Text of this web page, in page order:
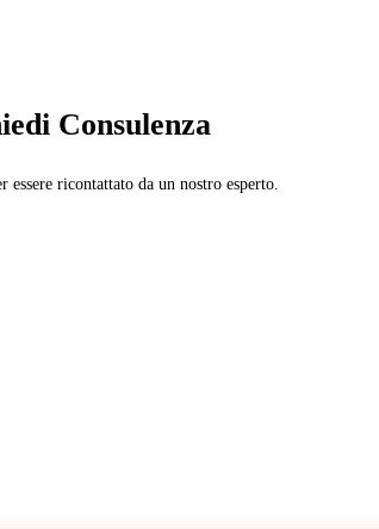
Consulenza
ricontattato da un nostro esperto.